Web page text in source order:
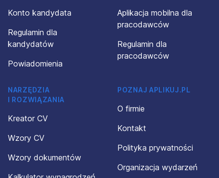
Konto kandydata
Regulamin dla
kandydatów
Powiadomienia
Aplikacja mobilna dla
pracodawców
Regulamin dla
pracodawców
NARZĘDZIA
I ROZWIĄZANIA
Kreator CV
Wzory CV
Wzory dokumentów
POZNAJ APLIKUJ.PL
O firmie
Kontakt
Polityka prywatności
Organizacja wydarzeń